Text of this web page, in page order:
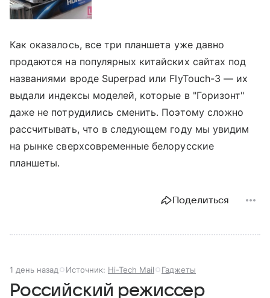
Как оказалось, все три планшета уже давно
продаются на популярных китайских сайтах под
названиями вроде Superpad или FlyTouch-3 — их
выдали индексы моделей, которые в "Горизонт"
даже не потрудились сменить. Поэтому сложно
рассчитывать, что в следующем году мы увидим
на рынке сверхсовременные белорусские
планшеты.
Поделиться
1 день назад Источник: Hi-Tech Mail Гаджеты
Российский режиссер